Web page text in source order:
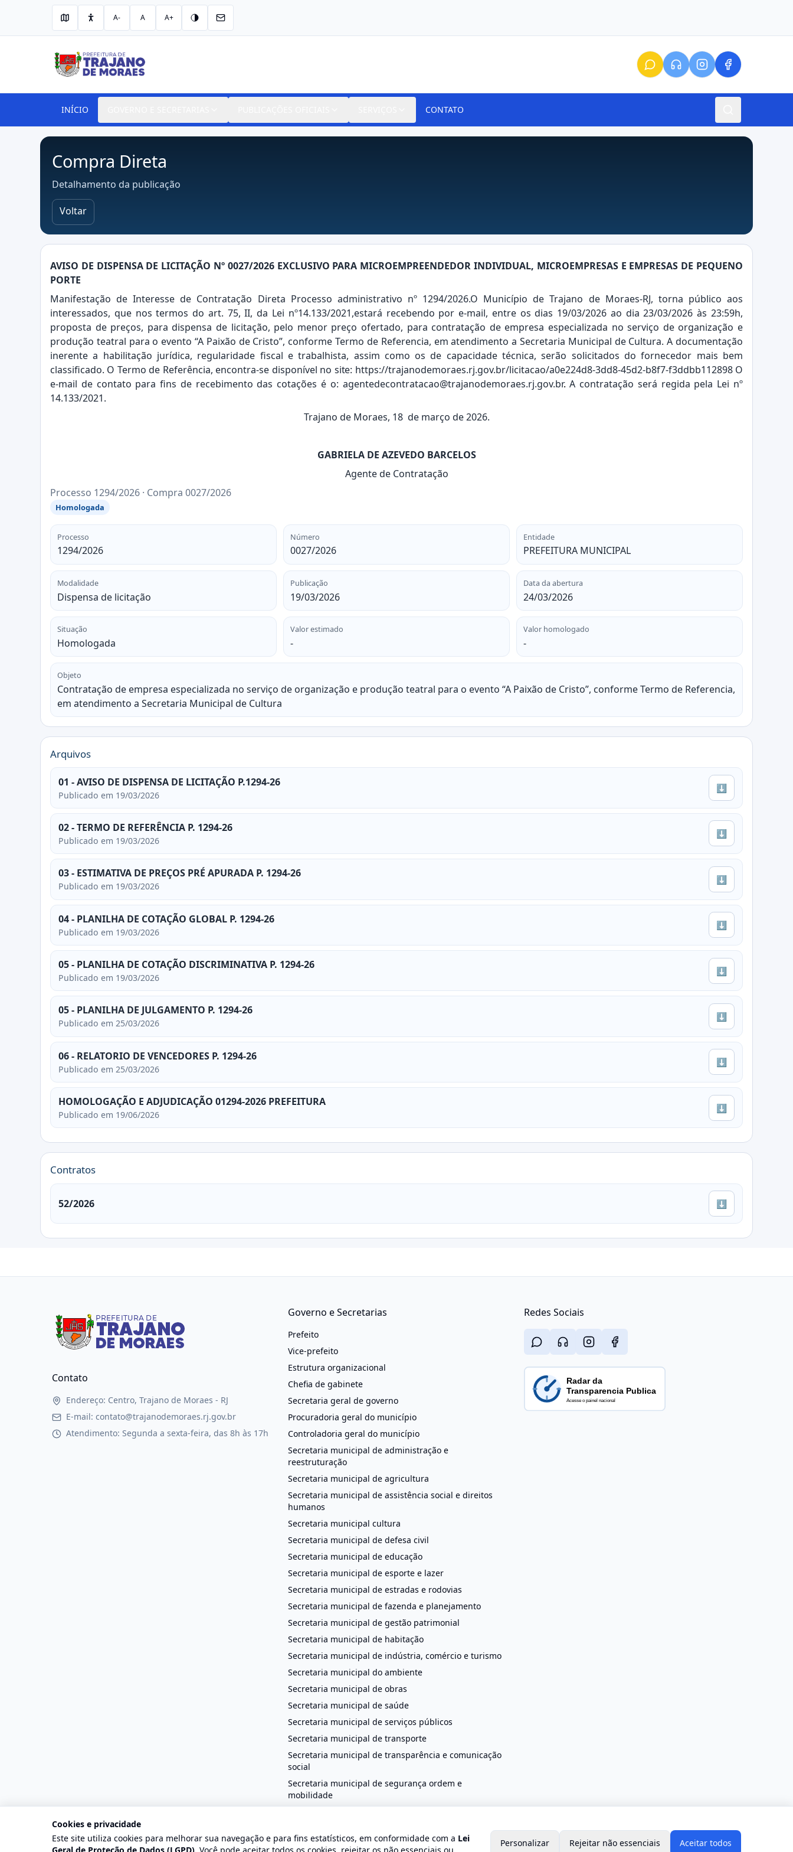
A- A A+
INÍCIO CONTATO
Compra Direta
Detalhamento da publicação
Voltar
AVISO DE DISPENSA DE LICITAÇÃO Nº 0027/2026 EXCLUSIVO PARA MICROEMPREENDEDOR INDIVIDUAL, MICROEMPRESAS E EMPRESAS DE PEQUENO
PORTE
Manifestação de Interesse de Contratação Direta Processo administrativo nº 1294/2026.O Município de Trajano de Moraes-RJ, torna público aos
interessados, que nos termos do art. 75, II, da Lei nº14.133/2021,estará recebendo por e-mail, entre os dias 19/03/2026 ao dia 23/03/2026 às 23:59h,
proposta de preços, para dispensa de licitação, pelo menor preço ofertado, para contratação de empresa especializada no serviço de organização e
produção teatral para o evento “A Paixão de Cristo”, conforme Termo de Referencia, em atendimento a Secretaria Municipal de Cultura. A documentação
inerente a habilitação jurídica, regularidade fiscal e trabalhista, assim como os de capacidade técnica, serão solicitados do fornecedor mais bem
classificado. O Termo de Referência, encontra-se disponível no site: https://trajanodemoraes.rj.gov.br/licitacao/a0e224d8-3dd8-45d2-b8f7-f3ddbb112898O
e-mail de contato para fins de recebimento das cotações é o: agentedecontratacao@trajanodemoraes.rj.gov.br. A contratação será regida pela Lei nº
14.133/2021.
Trajano de Moraes, 18 de março de 2026.
GABRIELA DE AZEVEDO BARCELOS
Agente de Contratação
Processo 1294/2026 · Compra 0027/2026
Homologada
Processo
1294/2026
Número
0027/2026
Entidade
PREFEITURA MUNICIPAL
Modalidade
Dispensa de licitação
Publicação
19/03/2026
Data da abertura
24/03/2026
Situação
Homologada
Valor estimado
-
Valor homologado
-
Objeto
Contratação de empresa especializada no serviço de organização e produção teatral para o evento “A Paixão de Cristo”, conforme Termo de Referencia,
em atendimento a Secretaria Municipal de Cultura
Arquivos
01 - AVISO DE DISPENSA DE LICITAÇÃO P.1294-26
Publicado em 19/03/2026
⬇
02 - TERMO DE REFERÊNCIA P. 1294-26
Publicado em 19/03/2026
⬇
03 - ESTIMATIVA DE PREÇOS PRÉ APURADA P. 1294-26
Publicado em 19/03/2026
⬇
04 - PLANILHA DE COTAÇÃO GLOBAL P. 1294-26
Publicado em 19/03/2026
⬇
05 - PLANILHA DE COTAÇÃO DISCRIMINATIVA P. 1294-26
Publicado em 19/03/2026
⬇
05 - PLANILHA DE JULGAMENTO P. 1294-26
Publicado em 25/03/2026
⬇
06 - RELATORIO DE VENCEDORES P. 1294-26
Publicado em 25/03/2026
⬇
HOMOLOGAÇÃO E ADJUDICAÇÃO 01294-2026 PREFEITURA
Publicado em 19/06/2026
⬇
Contratos
52/2026 ⬇
Contato
Endereço: Centro, Trajano de Moraes - RJ
E-mail: contato@trajanodemoraes.rj.gov.br
Atendimento: Segunda a sexta-feira, das 8h às 17h
Governo e Secretarias
Prefeito
Vice-prefeito
Estrutura organizacional
Chefia de gabinete
Secretaria geral de governo
Procuradoria geral do município
Controladoria geral do município
Secretaria municipal de administração e
reestruturação
Secretaria municipal de agricultura
Secretaria municipal de assistência social e direitos
humanos
Secretaria municipal cultura
Secretaria municipal de defesa civil
Secretaria municipal de educação
Secretaria municipal de esporte e lazer
Secretaria municipal de estradas e rodovias
Secretaria municipal de fazenda e planejamento
Secretaria municipal de gestão patrimonial
Secretaria municipal de habitação
Secretaria municipal de indústria, comércio e turismo
Secretaria municipal do ambiente
Secretaria municipal de obras
Secretaria municipal de saúde
Secretaria municipal de serviços públicos
Secretaria municipal de transporte
Secretaria municipal de transparência e comunicação
social
Secretaria municipal de segurança ordem e
mobilidade
Redes Sociais
© 2026 Prefeitura de Trajano de Moraes. Todos os direitos reservados.
Cookies e privacidade
Este site utiliza cookies para melhorar sua navegação e para fins estatísticos, em conformidade com a Lei
Personalizar Rejeitar não essenciais Aceitar todos